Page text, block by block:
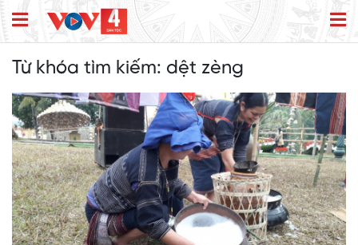
Từ khóa tìm kiếm: dệt zèng